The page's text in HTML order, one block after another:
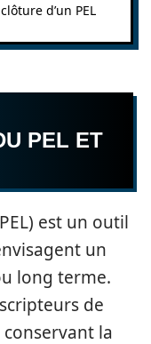
d’un PEL
PEL ET
est un outil
un
long terme.
de
la